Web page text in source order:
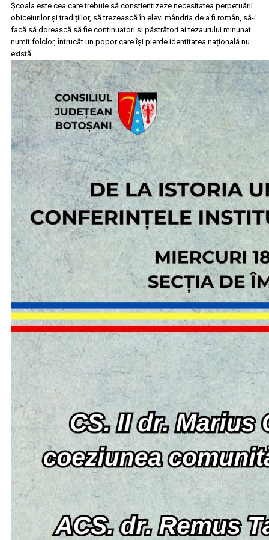
Școala este cea care trebuie să conștientizeze necesitatea perpetuării
obiceiurilor și tradițiilor, să trezească în elevi mândria de a fi român, să-i
facă să dorească să fie continuatori și păstrători ai tezaurului minunat
numit folclor, întrucât un popor care își pierde identitatea națională nu
există.